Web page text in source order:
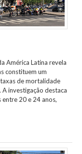
América Latina revela
constituem um
de mortalidade
investigação destaca
entre 20 e 24 anos,